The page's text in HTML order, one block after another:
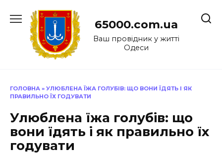
до
65000.com.ua
Ваш провідник у житті
Одеси
ГОЛОВНА » УЛЮБЛЕНА ЇЖА ГОЛУБІВ: ЩО ВОНИ ЇДЯТЬ І ЯК
ПРАВИЛЬНО ЇХ ГОДУВАТИ
Улюблена їжа голубів: що
вони їдять і як правильно їх
годувати